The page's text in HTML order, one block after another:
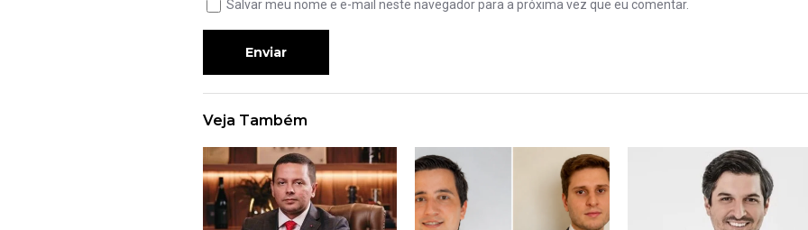
Salvar meu nome e e-mail neste navegador para a próxima vez que eu comentar.
Enviar
Veja Também